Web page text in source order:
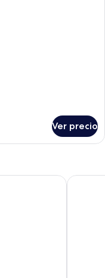
Ver precio